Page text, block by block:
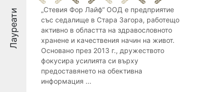
Лауреати
„Стевия Фор Лайф“ ООД е предприятие
със седалище в Стара Загора, работещо
активно в областта на здравословното
хранене и качествения начин на живот.
Основано през 2013 г., дружеството
фокусира усилията си върху
предоставянето на обективна
информация ...